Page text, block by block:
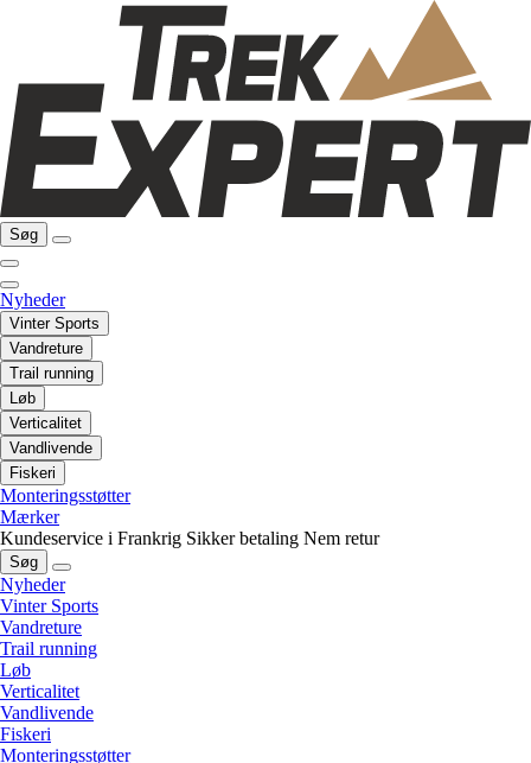
Søg
Nyheder
Vinter Sports
Vandreture
Trail running
Løb
Verticalitet
Vandlivende
Fiskeri
Monteringsstøtter
Mærker
Kundeservice i Frankrig Sikker betaling Nem retur
Søg
Nyheder
Vinter Sports
Vandreture
Trail running
Løb
Verticalitet
Vandlivende
Fiskeri
Monteringsstøtter